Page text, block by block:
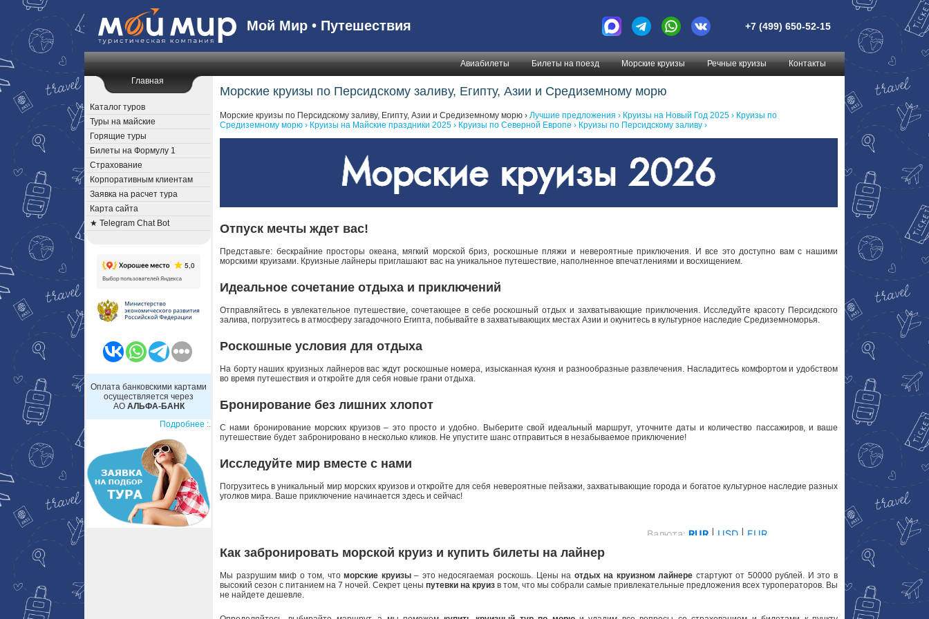
Мой Мир • Путешествия +7 (499) 650-52-15
Контакты
Речные круизы
Морские круизы
Билеты на поезд
Авиабилеты
Главная
Каталог туров
Туры на майские
Горящие туры
Билеты на Формулу 1
Страхование
Корпоративным клиентам
Заявка на расчет тура
Карта сайта
★ Telegram Chat Bot
Оплата банковскими картами
осуществляется через
АО АЛЬФА-БАНК
Подробнее :.
Морские круизы по Персидскому заливу, Египту, Азии и Средиземному морю
Морские круизы по Персидскому заливу, Египту, Азии и Средиземному морю › Лучшие предложения › Круизы на Новый Год 2025 › Круизы по
Средиземному морю › Круизы на Майские праздники 2025 › Круизы по Северной Европе › Круизы по Персидскому заливу ›
Отпуск мечты ждет вас!
Представьте: бескрайние просторы океана, мягкий морской бриз, роскошные пляжи и невероятные приключения. И все это доступно вам с нашими
морскими круизами. Круизные лайнеры приглашают вас на уникальное путешествие, наполненное впечатлениями и восхищением.
Идеальное сочетание отдыха и приключений
Отправляйтесь в увлекательное путешествие, сочетающее в себе роскошный отдых и захватывающие приключения. Исследуйте красоту Персидского
залива, погрузитесь в атмосферу загадочного Египта, побывайте в захватывающих местах Азии и окунитесь в культурное наследие Средиземноморья.
Роскошные условия для отдыха
На борту наших круизных лайнеров вас ждут роскошные номера, изысканная кухня и разнообразные развлечения. Насладитесь комфортом и удобством
во время путешествия и откройте для себя новые грани отдыха.
Бронирование без лишних хлопот
С нами бронирование морских круизов – это просто и удобно. Выберите свой идеальный маршрут, уточните даты и количество пассажиров, и ваше
путешествие будет забронировано в несколько кликов. Не упустите шанс отправиться в незабываемое приключение!
Исследуйте мир вместе с нами
Погрузитесь в уникальный мир морских круизов и откройте для себя невероятные пейзажи, захватывающие города и богатое культурное наследие разных
уголков мира. Ваше приключение начинается здесь и сейчас!
Как забронировать морской круиз и купить билеты на лайнер
Мы разрушим миф о том, чтоморские круизы– это недосягаемая роскошь. Цены на отдых на круизном лайнере стартуют от 50000 рублей. И это в
высокий сезон с питанием на 7 ночей. Секрет цены путевки на круиз в том, что мы собрали самые привлекательные предложения всех туроператоров. Вы
не найдете дешевле.